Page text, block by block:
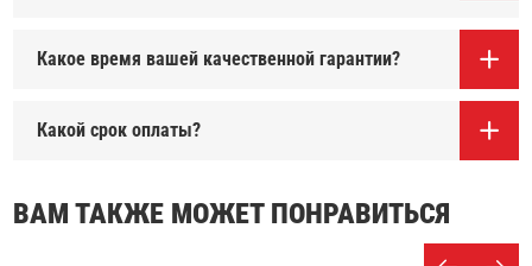
Какое время вашей качественной гарантии?
Какой срок оплаты?
ВАМ ТАКЖЕ МОЖЕТ ПОНРАВИТЬСЯ